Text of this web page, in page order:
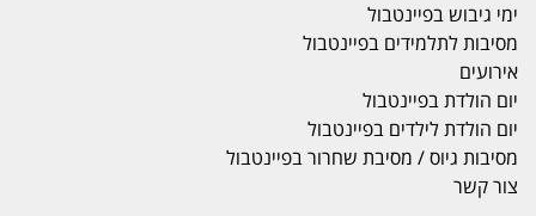
ימי גיבוש בפיינטבול
מסיבות לתלמידים בפיינטבול
אירועים
יום הולדת בפיינטבול
יום הולדת לילדים בפיינטבול
מסיבות גיוס / מסיבת שחרור בפיינטבול
צור קשר